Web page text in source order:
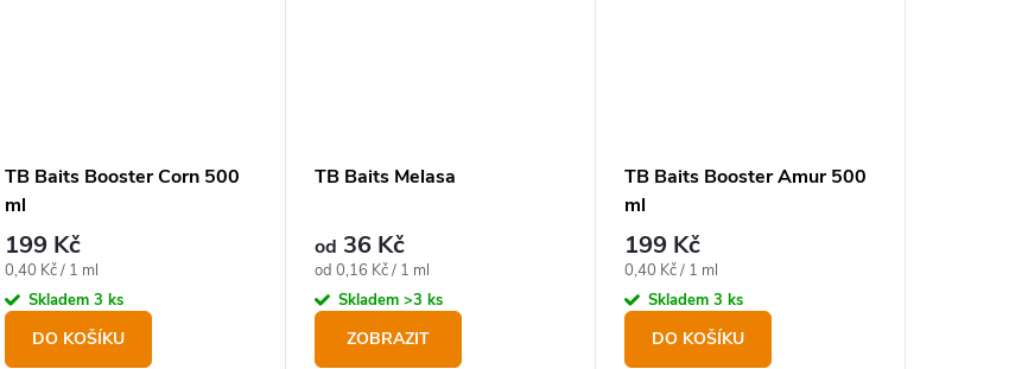
TB Baits Booster Corn 500
ml
199 Kč
Měrná
cena:
0,40 Kč / 1 ml
Skladem 3 ks
DO KOŠÍKU
TB Baits Melasa
od 36 Kč
Měrná
cena:
od 0,16 Kč / 1 ml
Skladem >3 ks
ZOBRAZIT
TB Baits Booster Amur 500
ml
199 Kč
Měrná
cena:
0,40 Kč / 1 ml
Skladem 3 ks
DO KOŠÍKU